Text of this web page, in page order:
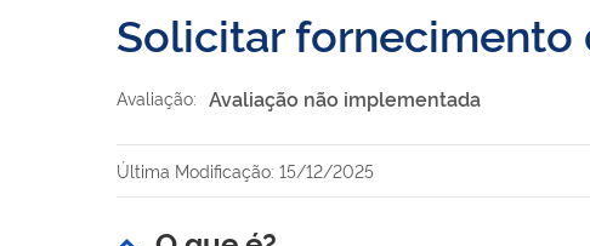
Solicitar
Avaliação: Avaliação não implementada
Última Modificação: 15/12/2025